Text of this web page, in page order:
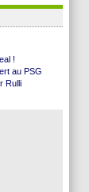
?
Utd ...
arbitre
(off.)
Villa
!
au PSG
Rulli